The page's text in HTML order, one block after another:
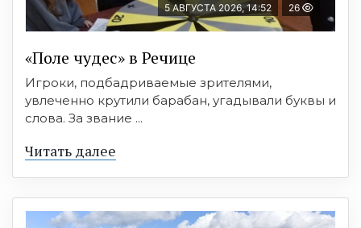
5 АВГУСТА 2026, 14:52 26
«Поле чудес» в Речице
Игроки, подбадриваемые зрителями,
увлеченно крутили барабан, угадывали буквы и
слова. За звание ...
Читать далее